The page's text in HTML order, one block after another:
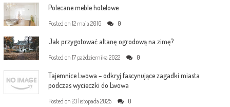
Polecane meble hotelowe
Posted on 12 maja 2016 0
Jak przygotować altanę ogrodową na zimę?
Posted on 17 października 2022 0
Tajemnice Lwowa – odkryj fascynujące zagadki miasta
podczas wycieczki do Lwowa
Posted on 23 listopada 2025 0